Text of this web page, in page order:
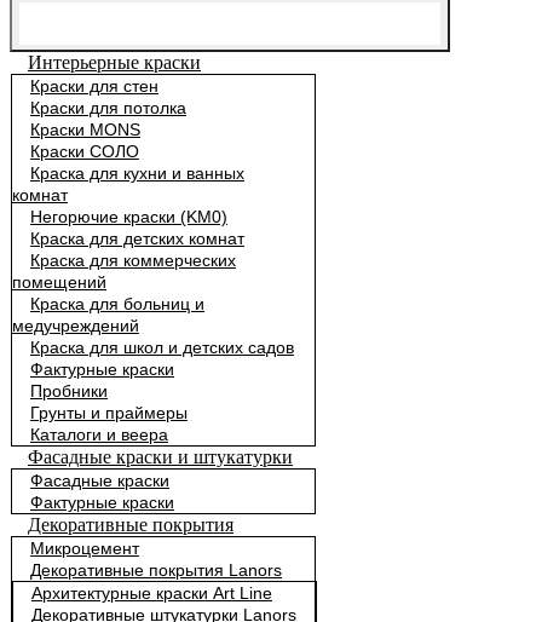
Интерьерные краски
Краски для стен
Краски для потолка
Краски MONS
Краски СОЛО
Краска для кухни и ванных
комнат
Негорючие краски (KM0)
Краска для детских комнат
Краска для коммерческих
помещений
Краска для больниц и
медучреждений
Краска для школ и детских садов
Фактурные краски
Пробники
Грунты и праймеры
Каталоги и веера
Фасадные краски и штукатурки
Фасадные краски
Фактурные краски
Декоративные покрытия
Микроцемент
Декоративные покрытия Lanors
Архитектурные краски Art Line
Декоративные штукатурки Lanors